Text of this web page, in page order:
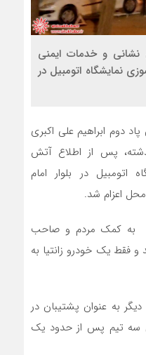
و خدمات ایمنی
نمایشگاه اتومبیل در
دوم ابراهیم علی اکبری
۲۱ شب گذشته، پس از اطلاع آتش
در بلوار امام
اعزام شد.
به کمک مردم و صاحب
و فقط یک خودرو زانتیا به
به عنوان پشتیبان در
سه تیم پس از حدود یک